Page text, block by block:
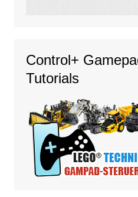
Control+
Tutorials